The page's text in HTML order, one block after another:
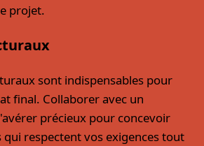
projet.
sont indispensables pour
final. Collaborer avec un
précieux pour concevoir
qui respectent vos exigences tout